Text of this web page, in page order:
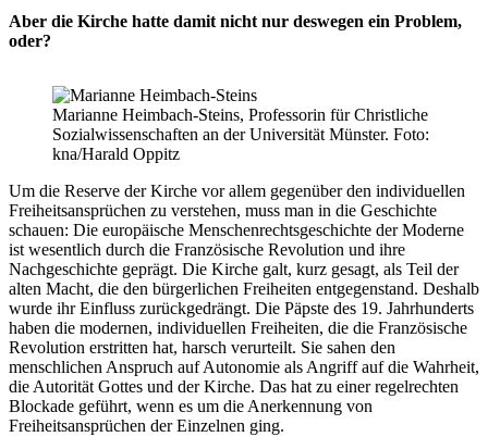
Aber die Kirche hatte damit nicht nur deswegen ein Problem,
oder?
Marianne Heimbach-Steins, Professorin für Christliche
Sozialwissenschaften an der Universität Münster. Foto:
kna/Harald Oppitz
Um die Reserve der Kirche vor allem gegenüber den individuellen
Freiheitsansprüchen zu verstehen, muss man in die Geschichte
schauen: Die europäische Menschenrechtsgeschichte der Moderne
ist wesentlich durch die Französische Revolution und ihre
Nachgeschichte geprägt. Die Kirche galt, kurz gesagt, als Teil der
alten Macht, die den bürgerlichen Freiheiten entgegenstand. Deshalb
wurde ihr Einfluss zurückgedrängt. Die Päpste des 19. Jahrhunderts
haben die modernen, individuellen Freiheiten, die die Französische
Revolution erstritten hat, harsch verurteilt. Sie sahen den
menschlichen Anspruch auf Autonomie als Angriff auf die Wahrheit,
die Autorität Gottes und der Kirche. Das hat zu einer regelrechten
Blockade geführt, wenn es um die Anerkennung von
Freiheitsansprüchen der Einzelnen ging.